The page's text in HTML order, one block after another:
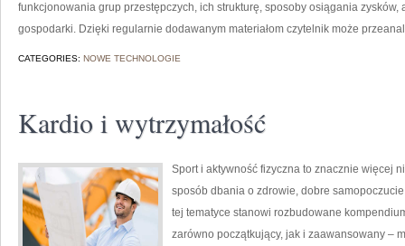
funkcjonowania grup przestępczych, ich strukturę, sposoby osiągania zysków,
gospodarki. Dzięki regularnie dodawanym materiałom czytelnik może
CATEGORIES: NOWE TECHNOLOGIE
Kardio i wytrzymałość
Sport i aktywność fizyczna to znacznie więcej
sposób dbania o zdrowie, dobre
tej tematyce stanowi rozbudowane
zarówno początkujący, jak i zaawansowany –